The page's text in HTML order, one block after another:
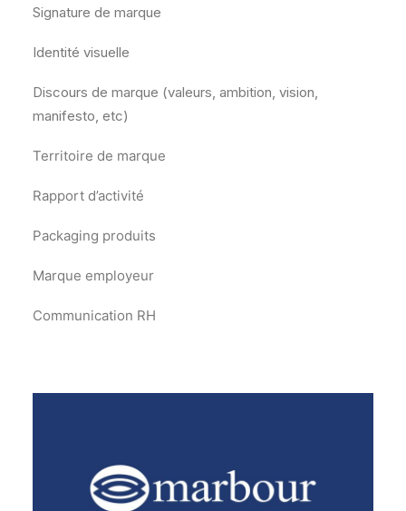
Signature de marque
Identité visuelle
Discours de marque (valeurs, ambition, vision,
manifesto, etc)
Territoire de marque
Rapport d’activité
Packaging produits
Marque employeur
Communication RH